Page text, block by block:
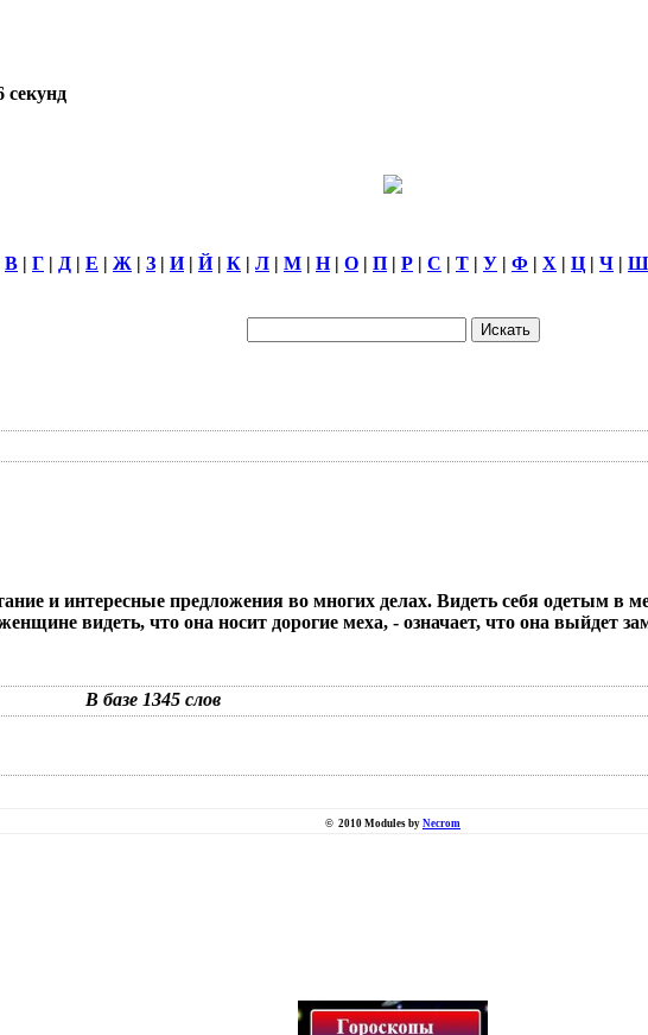
секунд
В | Г | Д | Е | Ж | З | И| Й| К | Л | М | Н| О | П | Р | С | Т | У | Ф | Х | Ц | Ч | Ш
и интересные предложения во многих делах. Видеть себя одетым в
видеть, что она носит дорогие меха, - означает, что она выйдет
В базе 1345 слов
© 2010 Modules by Necrom